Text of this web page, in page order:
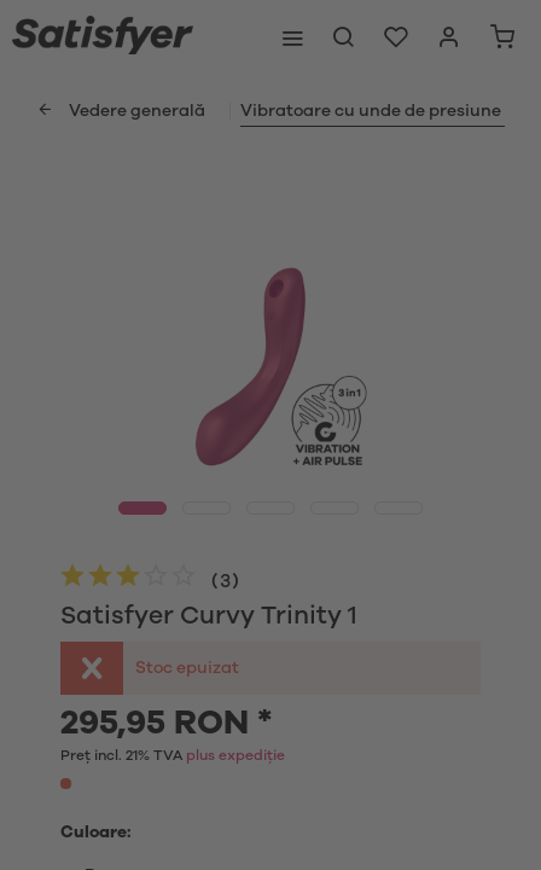
Vedere generală Vibratoare cu unde de presiune
Satisfyer Curvy Trinity 1
(3)
Stoc epuizat
295,95 RON *
Preț incl. 21% TVA plus expediție
Culoare: